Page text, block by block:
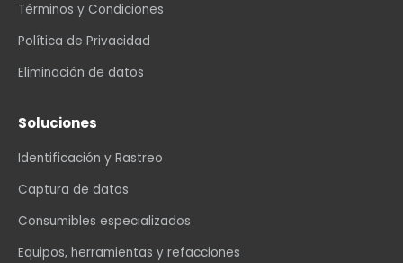
Términos y Condiciones
Política de Privacidad
Eliminación de datos
Soluciones
Identificación y Rastreo
Captura de datos
Consumibles especializados
Equipos, herramientas y refacciones